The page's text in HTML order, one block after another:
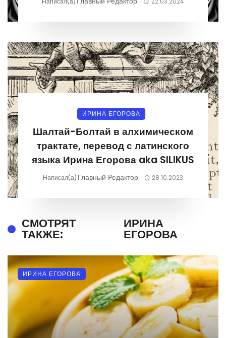
ИРИНА ЕГОРОВА
Шалтай-Болтай в алхимическом
трактате, перевод с латинского
языка Ирина Егорова aka SILIKUS
Написал(а) Главный Редактор 28.10.2023
СМОТРЯТ
ТАКЖЕ:
ИРИНА
ЕГОРОВА
ИРИНА ЕГОРОВА